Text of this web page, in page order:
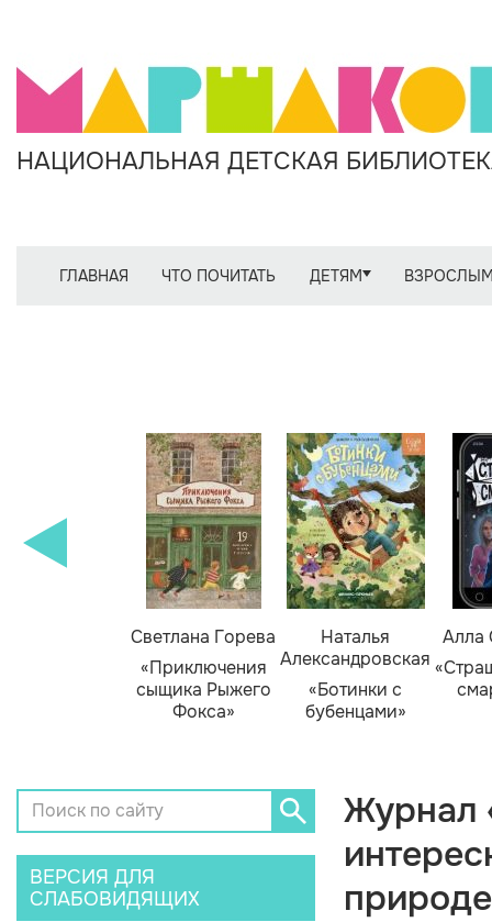
НАЦИОНАЛЬНАЯ ДЕТСКАЯ
ГЛАВНАЯ ЧТО ПОЧИТАТЬ ДЕТЯМ
Светлана Горева
«Приключения
сыщика Рыжего
Фокса»
Наталья
Александровская
«Ботинки с
бубенцами»
Алла
ВЕРСИЯ ДЛЯ
СЛАБОВИДЯЩИХ
Журнал
природе